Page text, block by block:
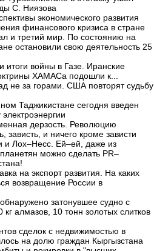
С. Ниязова
экономического развития
финансового кризиса в стране
и третий мир. По состоянию на
остановили свою деятельность 25
войны в Газе. Иранские
ХАМАСа подошли к...
не за горами. США повторят судьбу
Таджикистане сегодня введен
дерзость. Революцию
зависть, и ничего кроме зависти
и Лох–Несс. Ей–ей, даже из
можно сделать PR–
на экспорт развития. На каких
возвращение России в
затонувшее судно с
алмазов, 10 тонн золотых слитков
сделок с недвижимостью в
на долю граждан Кыргызстана